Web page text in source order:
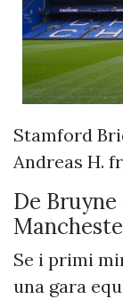
Stamford
Andreas H.
De
Se i primi
una gara